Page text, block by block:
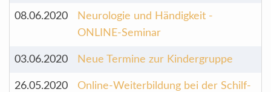
08.06.2020
Neurologie und Händigkeit -
ONLINE-Seminar
03.06.2020 Neue Termine zur Kindergruppe
26.05.2020
Online-Weiterbildung bei der Schilf-